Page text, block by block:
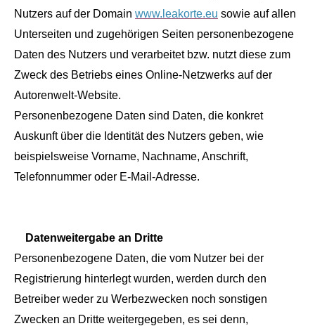
Nutzers auf der Domain www.leakorte.eu sowie auf allen
Unterseiten und zugehörigen Seiten personenbezogene
Daten des Nutzers und verarbeitet bzw. nutzt diese zum
Zweck des Betriebs eines Online-Netzwerks auf der
Autorenwelt-Website.
Personenbezogene Daten sind Daten, die konkret
Auskunft über die Identität des Nutzers geben, wie
beispielsweise Vorname, Nachname, Anschrift,
Telefonnummer oder E-Mail-Adresse.
Datenweitergabe an Dritte
Personenbezogene Daten, die vom Nutzer bei der
Registrierung hinterlegt wurden, werden durch den
Betreiber weder zu Werbezwecken noch sonstigen
Zwecken an Dritte weitergegeben, es sei denn,